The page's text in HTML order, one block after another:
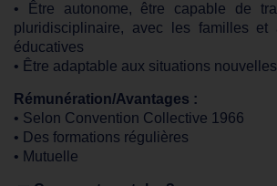
• Être autonome, être capable de
pluridisciplinaire, avec les familles et
éducatives
• Être adaptable aux situations nouvelles
Rémunération/Avantages :
• Selon Convention Collective 1966
• Des formations régulières
• Mutuelle